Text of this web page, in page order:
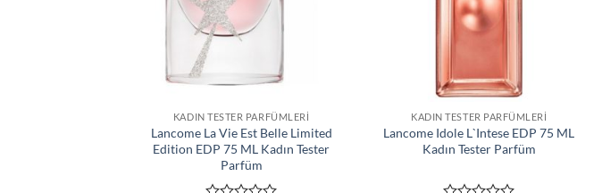
KADIN TESTER PARFÜMLERI
Lancome La Vie Est Belle Limited
Edition EDP 75 ML Kadın Tester
Parfüm
KADIN TESTER PARFÜMLERI
Lancome Idole L`Intese EDP 75 ML
Kadın Tester Parfüm